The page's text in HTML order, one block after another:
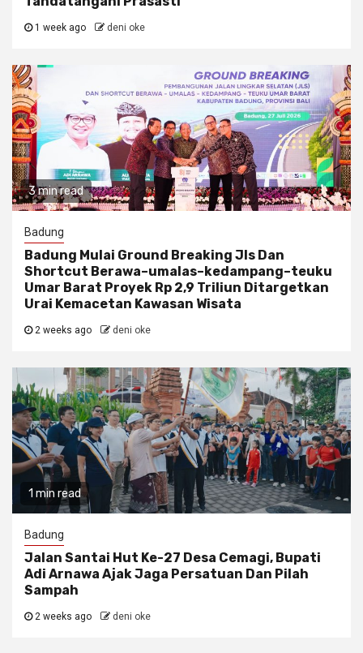
1 week ago deni oke
3 min read
Badung
Badung Mulai Ground Breaking Jls Dan
Shortcut Berawa–umalas–kedampang–teuku
Umar Barat Proyek Rp 2,9 Triliun Ditargetkan
Urai Kemacetan Kawasan Wisata
2 weeks ago deni oke
1 min read
Badung
Jalan Santai Hut Ke-27 Desa Cemagi, Bupati
Adi Arnawa Ajak Jaga Persatuan Dan Pilah
Sampah
2 weeks ago deni oke